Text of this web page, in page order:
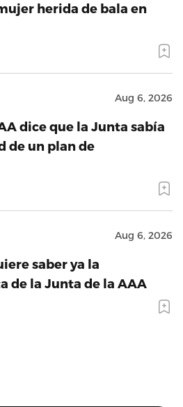
herida de bala en
Aug 6, 2026
dice que la Junta sabía
de un plan de
Aug 6, 2026
saber ya la
de la Junta de la AAA